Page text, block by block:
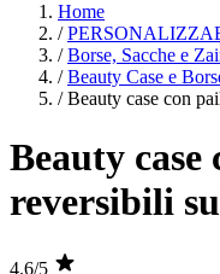
Home
/
/ Borse, Sacche e
/ Beauty Case e
/ Beauty case con
Beauty case
reversibili
4.6/5